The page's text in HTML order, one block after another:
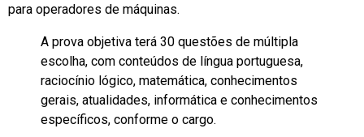
para operadores de máquinas.
A prova objetiva terá 30 questões de múltipla
escolha, com conteúdos de língua portuguesa,
raciocínio lógico, matemática, conhecimentos
gerais, atualidades, informática e conhecimentos
específicos, conforme o cargo.